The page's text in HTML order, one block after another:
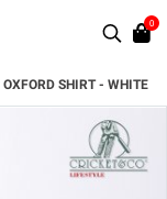
0
SHIRT - WHITE